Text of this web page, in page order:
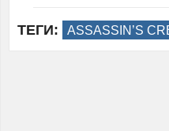
ТЕГИ: ASSASSIN’S